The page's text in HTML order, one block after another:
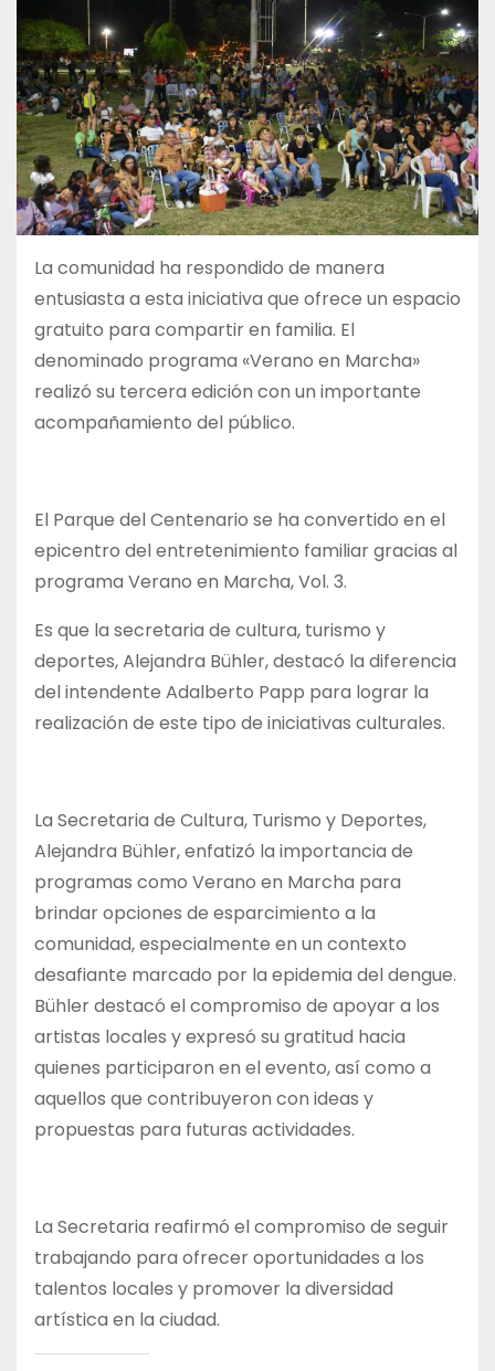
La comunidad ha respondido de manera
entusiasta a esta iniciativa que ofrece un espacio
gratuito para compartir en familia. El
denominado programa «Verano en Marcha»
realizó su tercera edición con un importante
acompañamiento del público.
El Parque del Centenario se ha convertido en el
epicentro del entretenimiento familiar gracias al
programa Verano en Marcha, Vol. 3.
Es que la secretaria de cultura, turismo y
deportes, Alejandra Bühler, destacó la diferencia
del intendente Adalberto Papp para lograr la
realización de este tipo de iniciativas culturales.
La Secretaria de Cultura, Turismo y Deportes,
Alejandra Bühler, enfatizó la importancia de
programas como Verano en Marcha para
brindar opciones de esparcimiento a la
comunidad, especialmente en un contexto
desafiante marcado por la epidemia del dengue.
Bühler destacó el compromiso de apoyar a los
artistas locales y expresó su gratitud hacia
quienes participaron en el evento, así como a
aquellos que contribuyeron con ideas y
propuestas para futuras actividades.
La Secretaria reafirmó el compromiso de seguir
trabajando para ofrecer oportunidades a los
talentos locales y promover la diversidad
artística en la ciudad.